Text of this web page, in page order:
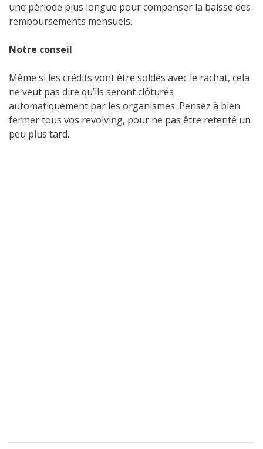
une période plus longue pour compenser la baisse des
remboursements mensuels.
Notre conseil
Même si les crédits vont être soldés avec le rachat, cela
ne veut pas dire qu’ils seront clôturés
automatiquement par les organismes. Pensez à bien
fermer tous vos revolving, pour ne pas être retenté un
peu plus tard.